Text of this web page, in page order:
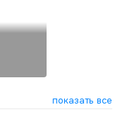
показать все